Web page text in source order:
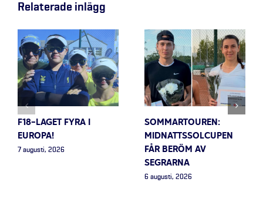
Relaterade inlägg
F18-LAGET FYRA I
EUROPA!
7 augusti, 2026
SOMMARTOUREN:
MIDNATTSSOLCUPEN
FÅR BERÖM AV
SEGRARNA
6 augusti, 2026